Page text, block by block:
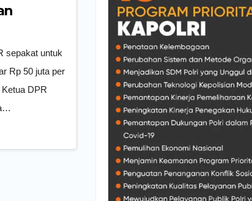
Bulan
sepakat untuk
Rp 50 juta per
DPR